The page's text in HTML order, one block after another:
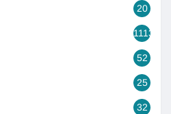
20
1113
52
25
32